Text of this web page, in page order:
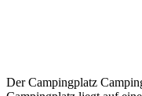
Der Campingplatz